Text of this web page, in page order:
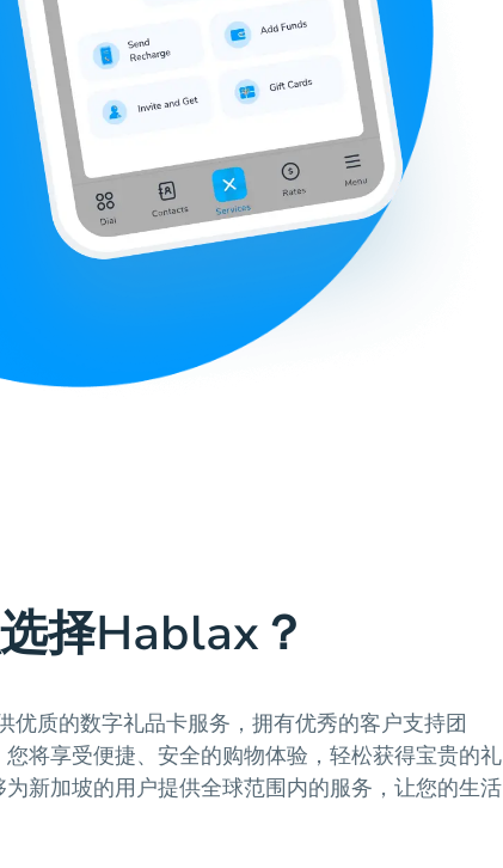
择Hablax？
优质的数字礼品卡服务，拥有优秀的客户支持团
将享受便捷、安全的购物体验，轻松获得宝贵的礼
新加坡的用户提供全球范围内的服务，让您的生活